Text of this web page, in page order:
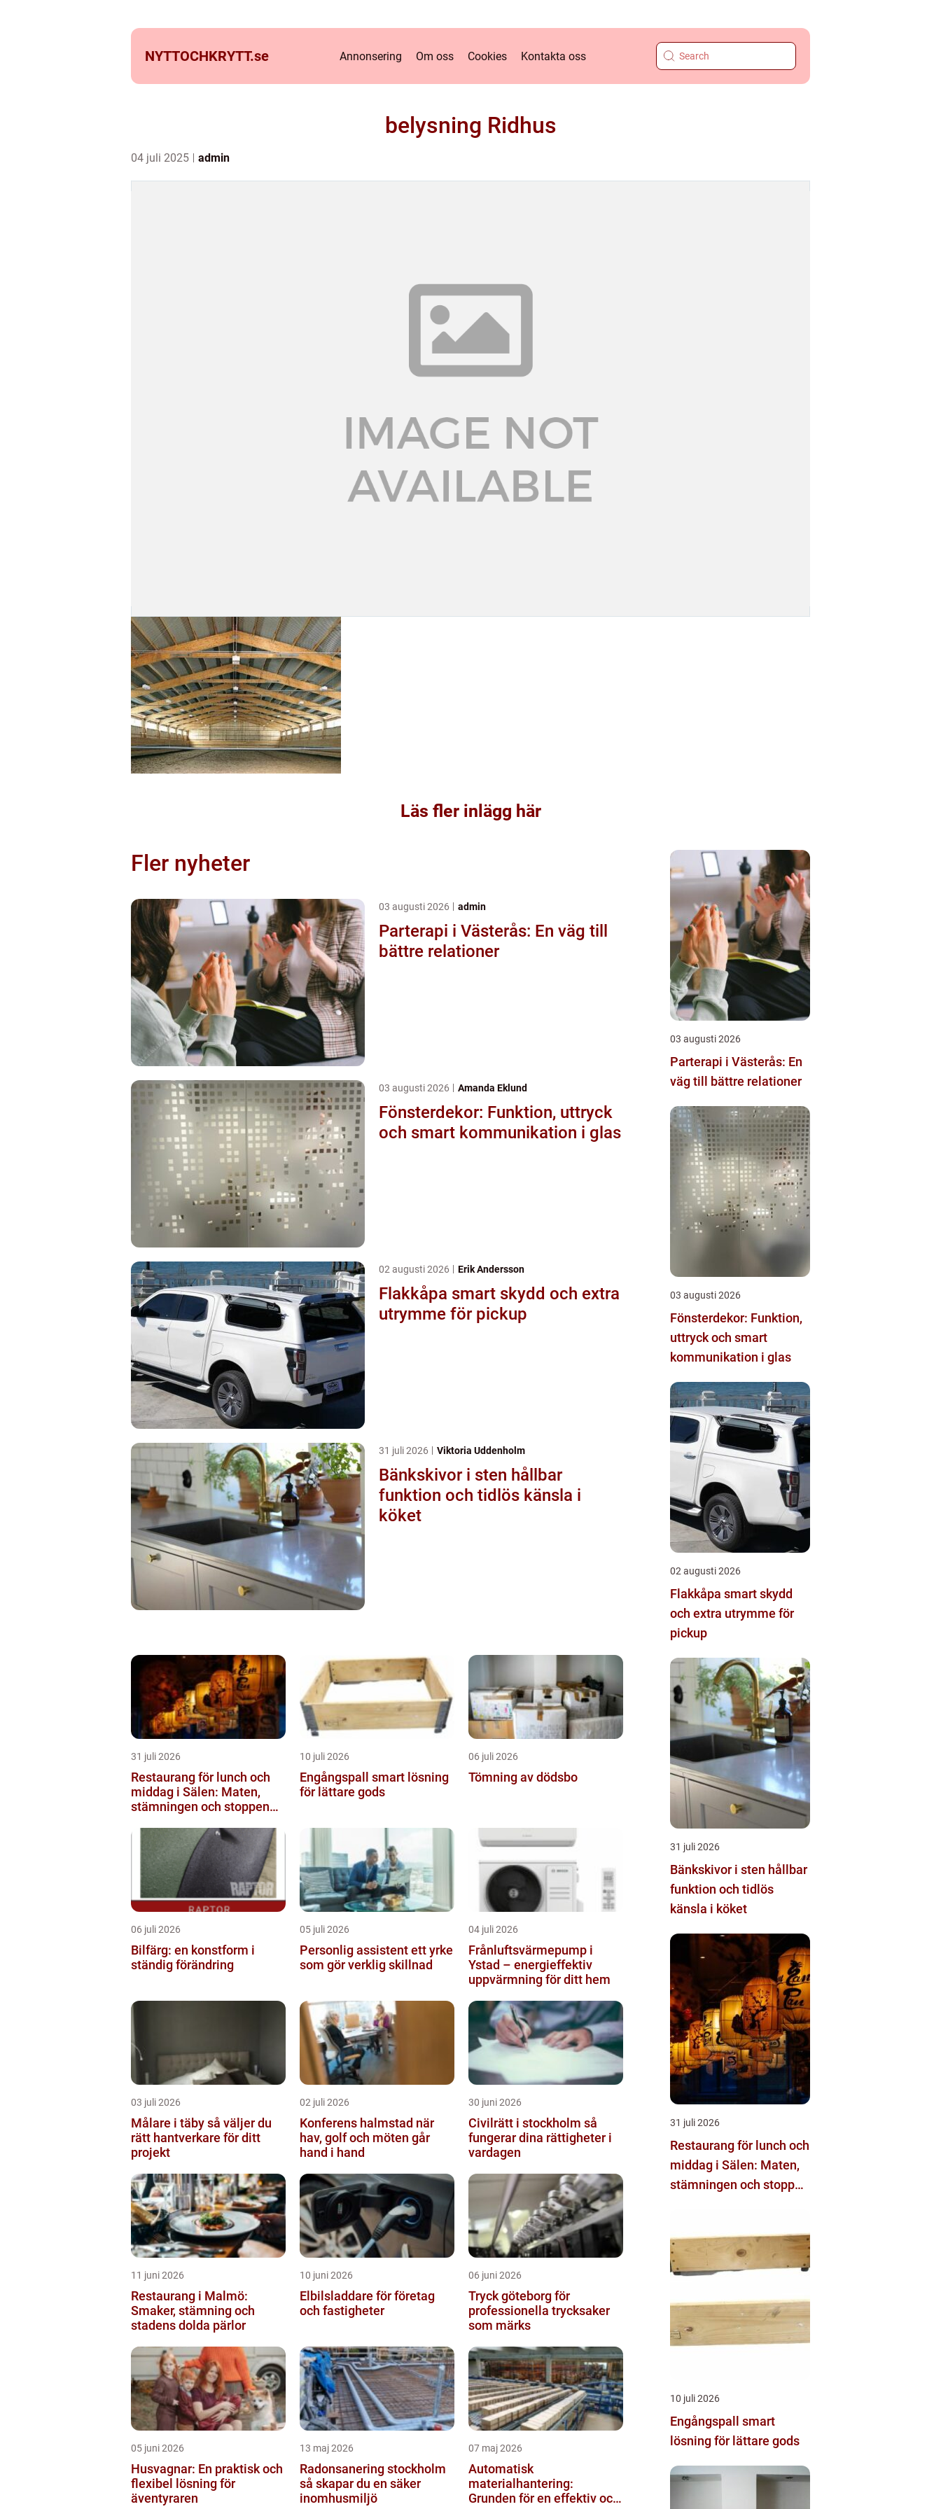
NYTTOCHKRYTT.se Annonsering Om oss Cookies Kontakta oss
belysning Ridhus
04 juli 2025 admin
Läs fler inlägg här
Fler nyheter
03 augusti 2026 admin
Parterapi i Västerås: En väg till
bättre relationer
03 augusti 2026 Amanda Eklund
Fönsterdekor: Funktion, uttryck
och smart kommunikation i glas
02 augusti 2026 Erik Andersson
Flakkåpa smart skydd och extra
utrymme för pickup
31 juli 2026 Viktoria Uddenholm
Bänkskivor i sten hållbar
funktion och tidlös känsla i
köket
31 juli 2026
Restaurang för lunch och
middag i Sälen: Maten,
stämningen och stoppen
10 juli 2026
Engångspall smart lösning
för lättare gods
06 juli 2026
Tömning av dödsbo
06 juli 2026
Bilfärg: en konstform i
ständig förändring
05 juli 2026
Personlig assistent ett yrke
som gör verklig skillnad
04 juli 2026
Frånluftsvärmepump i
Ystad – energieffektiv
uppvärmning för ditt hem
03 juli 2026
Målare i täby så väljer du
rätt hantverkare för ditt
projekt
02 juli 2026
Konferens halmstad när
hav, golf och möten går
hand i hand
30 juni 2026
Civilrätt i stockholm så
fungerar dina rättigheter i
vardagen
11 juni 2026
Restaurang i Malmö:
Smaker, stämning och
stadens dolda pärlor
10 juni 2026
Elbilsladdare för företag
och fastigheter
06 juni 2026
Tryck göteborg för
professionella trycksaker
som märks
05 juni 2026
Husvagnar: En praktisk och
flexibel lösning för
äventyraren
13 maj 2026
Radonsanering stockholm
så skapar du en säker
inomhusmiljö
07 maj 2026
Automatisk
materialhantering:
Grunden för en effektiv och
03 augusti 2026
Parterapi i Västerås: En
väg till bättre relationer
03 augusti 2026
Fönsterdekor: Funktion,
uttryck och smart
kommunikation i glas
02 augusti 2026
Flakkåpa smart skydd
och extra utrymme för
pickup
31 juli 2026
Bänkskivor i sten hållbar
funktion och tidlös
känsla i köket
31 juli 2026
Restaurang för lunch och
middag i Sälen: Maten,
stämningen och stoppen
10 juli 2026
Engångspall smart
lösning för lättare gods